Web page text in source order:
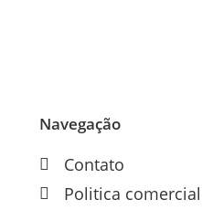
Navegação
Contato
Politica comercial